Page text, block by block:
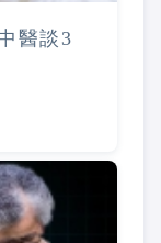
醫談3